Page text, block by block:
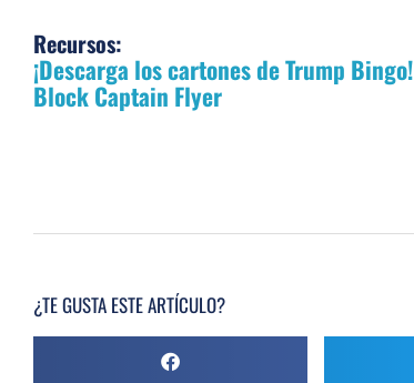
Recursos:
¡Descarga los cartones de Trump Bingo!
Block Captain Flyer
¿TE GUSTA ESTE ARTÍCULO?